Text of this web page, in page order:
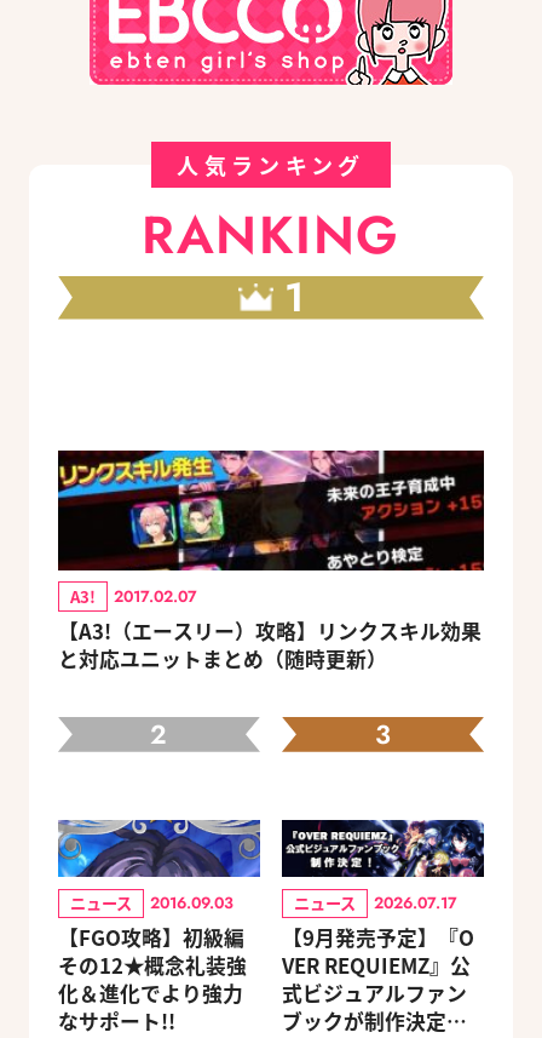
人気ランキング
RANKING
1
A3! 2017.02.07
【A3!（エースリー）攻略】リンクスキル効果
と対応ユニットまとめ（随時更新）
2
ニュース 2016.09.03
【FGO攻略】初級編
その12★概念礼装強
化＆進化でより強力
なサポート!!
3
ニュース 2026.07.17
【9月発売予定】『O
VER REQUIEMZ』公
式ビジュアルファン
ブックが制作決定！